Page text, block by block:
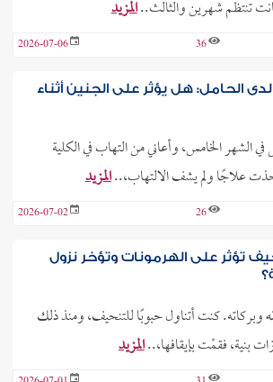
تنتظم شهرين والثالث..المزيد
36
2026-07-06
الحامل: هل يؤثر على الجنين أثناء
الشهر الخامس، وأعاني من التهاب في الكلية
علاجًا ولم يشف الالتهاب،..المزيد
26
2026-07-02
تؤثر على الهرمونات وتؤخر نزول
وبركاته. كنت أتناول حبوبًا للتنحيف، ومنذ ذلك
بنية، فقمْت بإيقافها،..المزيد